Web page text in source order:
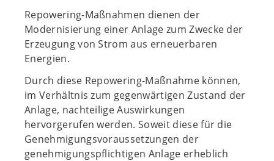
Repowering-Maßnahmen dienen der
Modernisierung einer Anlage zum Zwecke der
Erzeugung von Strom aus erneuerbaren
Energien.
Durch diese Repowering-Maßnahme können,
im Verhältnis zum gegenwärtigen Zustand der
Anlage, nachteilige Auswirkungen
hervorgerufen werden. Soweit diese für die
Genehmigungsvoraussetzungen der
genehmigungspflichtigen Anlage erheblich